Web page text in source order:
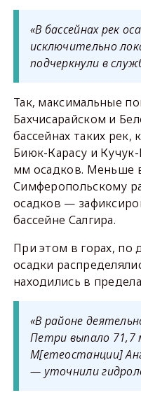
«В бассейнах рек
исключительно
подчеркнули в
Так, максимальные
Бахчисарайском и
бассейнах таких рек,
Биюк-Карасу и
мм осадков. Меньше
Симферопольскому
осадков —
бассейне Салгира.
При этом в горах, по
осадки
находились в
«В районе
Петри выпало 71,7
М[етеостанции]
— уточнили